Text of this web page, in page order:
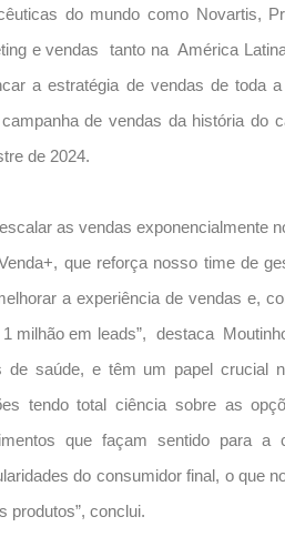
do mundo como Novartis,
e vendas tanto na América
a estratégia de vendas de toda
de vendas da história do
de 2024.
as vendas exponencialmente
que reforça nosso time de
a experiência de vendas e,
milhão em leads”, destaca
de saúde, e têm um papel crucial
tendo total ciência sobre as
que façam sentido para a
do consumidor final, o que
produtos”, conclui.